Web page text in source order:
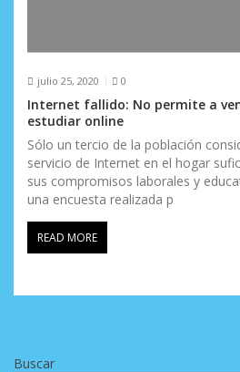
julio 25, 2020 0
Internet fallido: No permite a
estudiar online
Sólo un tercio de la población
servicio de Internet en el hogar
sus compromisos laborales y
una encuesta realizada p
READ MORE
Buscar